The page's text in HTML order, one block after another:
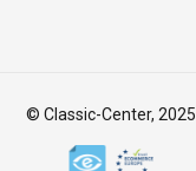
© Classic-Center, 2025